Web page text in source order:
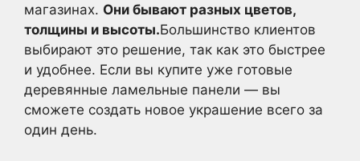
магазинах. Они бывают разных цветов,
толщины и высоты.Большинство клиентов
выбирают это решение, так как это быстрее
и удобнее. Если вы купите уже готовые
деревянные ламельные панели — вы
сможете создать новое украшение всего за
один день.